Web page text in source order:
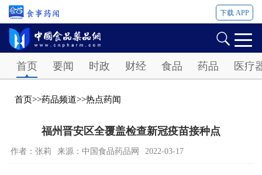
下载 APP
首页 要闻 时政 财经 食品 药品 医疗
首页>>药品频道>>热点药闻
福州晋安区全覆盖检查新冠疫苗接种点
作者：张莉 来源：中国食品药品网 2022-03-17